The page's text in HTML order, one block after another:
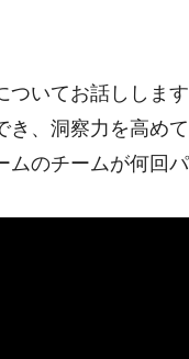
ついてお話ししま
き、洞察力を高め
ムのチームが何回